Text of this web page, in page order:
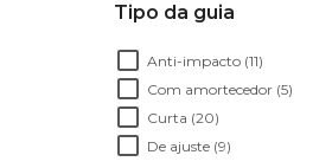
Tipo da guia
Anti-impacto (11)
Com amortecedor (5)
Curta (20)
De ajuste (9)